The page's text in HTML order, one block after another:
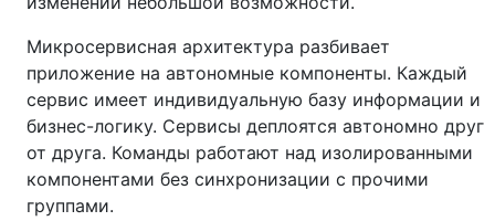
Микросервисная архитектура разбивает
приложение на автономные компоненты. Каждый
сервис имеет индивидуальную базу информации и
бизнес-логику. Сервисы деплоятся автономно друг
от друга. Команды работают над изолированными
компонентами без синхронизации с прочими
группами.